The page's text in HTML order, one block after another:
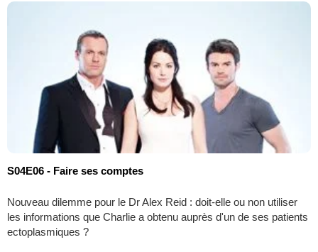
S04E06 - Faire ses comptes
Nouveau dilemme pour le Dr Alex Reid : doit-elle ou non utiliser
les informations que Charlie a obtenu auprès d'un de ses patients
ectoplasmiques ?